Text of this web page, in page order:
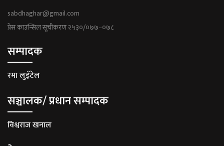
sabdhaghar@gmail.com
प्रेस काउन्सिल सूचीकरण २५३०/०७७–०७८
सम्पादक
रमा लुइँटेल
सञ्चालक/ प्रधान सम्पादक
विश्वराज खनाल